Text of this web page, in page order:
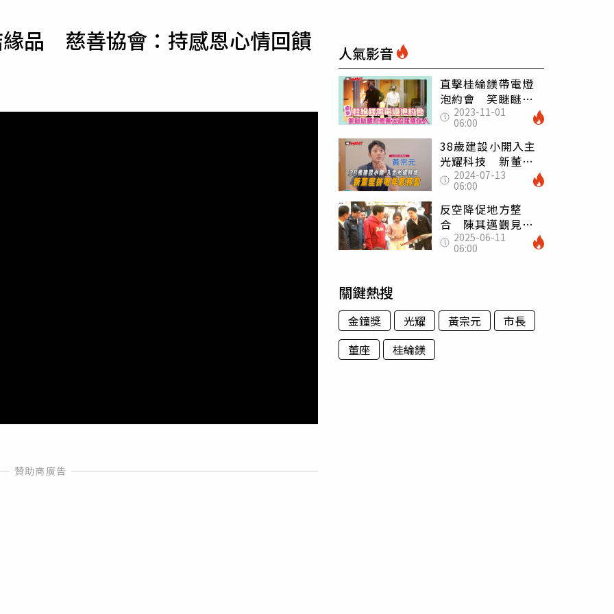
運勢
品 慈善協會：持感恩心情回饋 人氣影音
直擊桂綸鎂帶電燈
泡約會 笑瞇瞇眼
不抱戴立忍猛摟友
2023-11-01
06:00
38歲建設小開入主
光耀科技 新董座
拚明年底轉盈
2024-07-13
06:00
反空降促地方整
合 陳其邁覲見賴
清德拚拱邱議瑩
2025-06-11
06:00
關鍵熱搜
金鐘獎 光耀 黃宗元
市長
董座
桂綸鎂